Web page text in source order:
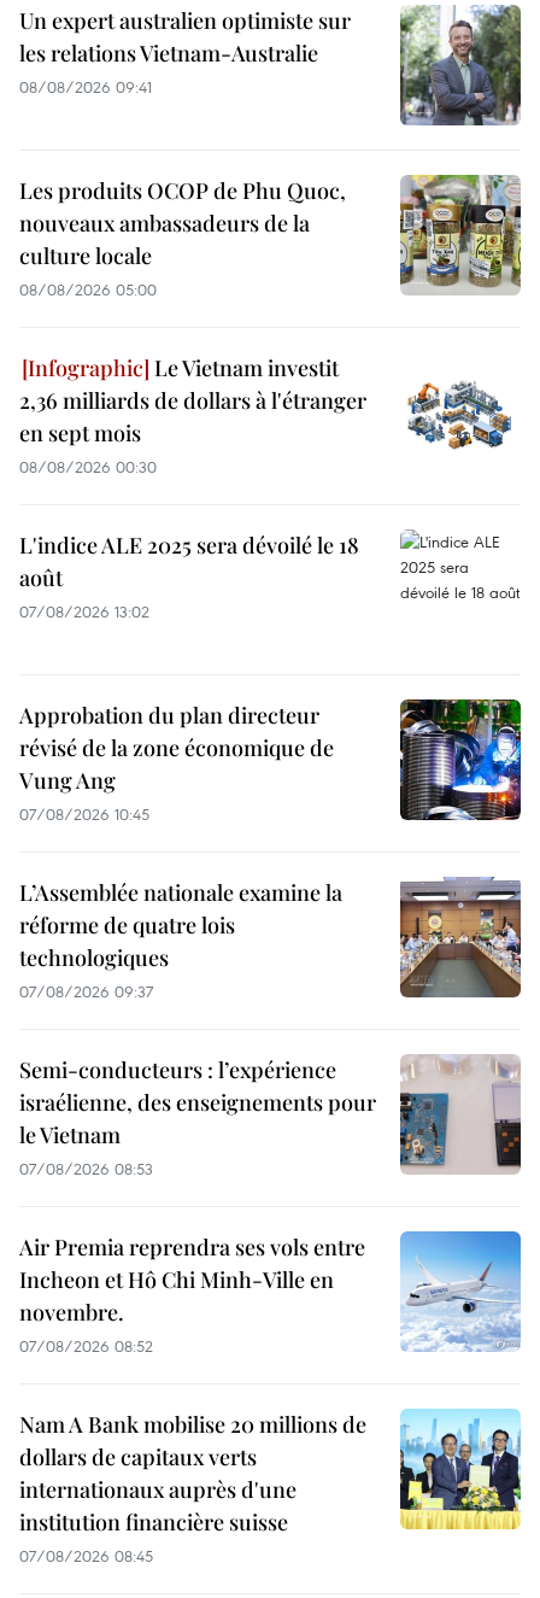
Un expert australien optimiste sur
les relations Vietnam-Australie
08/08/2026 09:41
Les produits OCOP de Phu Quoc,
nouveaux ambassadeurs de la
culture locale
08/08/2026 05:00
Le Vietnam investit
2,36 milliards de dollars à l'étranger
en sept mois
08/08/2026 00:30
L'indice ALE 2025 sera dévoilé le 18
août
07/08/2026 13:02
Approbation du plan directeur
révisé de la zone économique de
Vung Ang
07/08/2026 10:45
L’Assemblée nationale examine la
réforme de quatre lois
technologiques
07/08/2026 09:37
Semi-conducteurs : l’expérience
israélienne, des enseignements pour
le Vietnam
07/08/2026 08:53
Air Premia reprendra ses vols entre
Incheon et Hô Chi Minh-Ville en
novembre.
07/08/2026 08:52
Nam A Bank mobilise 20 millions de
dollars de capitaux verts
internationaux auprès d'une
institution financière suisse
07/08/2026 08:45